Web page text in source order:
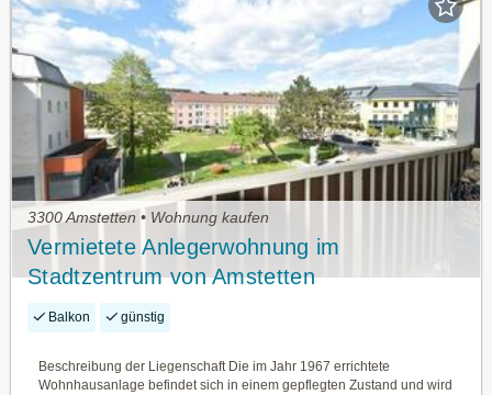
3300 Amstetten • Wohnung kaufen
Vermietete Anlegerwohnung im
Stadtzentrum von Amstetten
Balkon günstig
Beschreibung der Liegenschaft Die im Jahr 1967 errichtete
Wohnhausanlage befindet sich in einem gepflegten Zustand und wird